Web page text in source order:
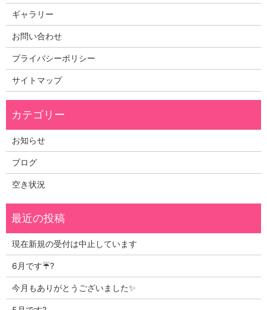
ギャラリー
お問い合わせ
プライバシーポリシー
サイトマップ
お知らせ
ブログ
空き状況
現在新規の受付は中止しています
6月です☔?
今月もありがとうございました✨